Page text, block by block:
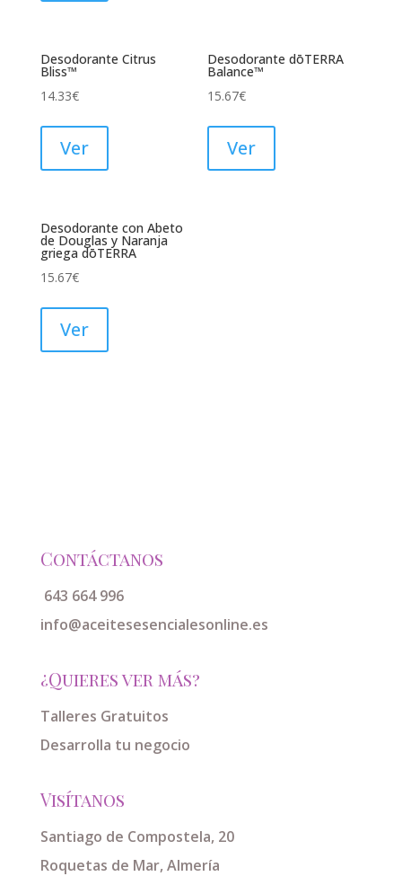
Desodorante Citrus
Bliss™
14.33€
Ver
Desodorante dōTERRA
Balance™
15.67€
Ver
Desodorante con Abeto
de Douglas y Naranja
griega dōTERRA
15.67€
Ver
Contáctanos
643 664 996
info@aceitesesencialesonline.es
¿Quieres ver más?
Talleres Gratuitos
Desarrolla tu negocio
Visítanos
Santiago de Compostela, 20
Roquetas de Mar, Almería